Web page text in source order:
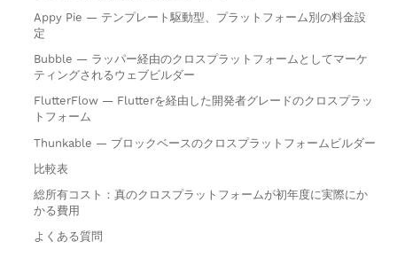
Appy Pie — テンプレート駆動型、プラットフォーム別の料金設
定
Bubble — ラッパー経由のクロスプラットフォームとしてマーケ
ティングされるウェブビルダー
FlutterFlow — Flutterを経由した開発者グレードのクロスプラッ
トフォーム
Thunkable — ブロックベースのクロスプラットフォームビルダー
比較表
総所有コスト：真のクロスプラットフォームが初年度に実際にか
かる費用
よくある質問